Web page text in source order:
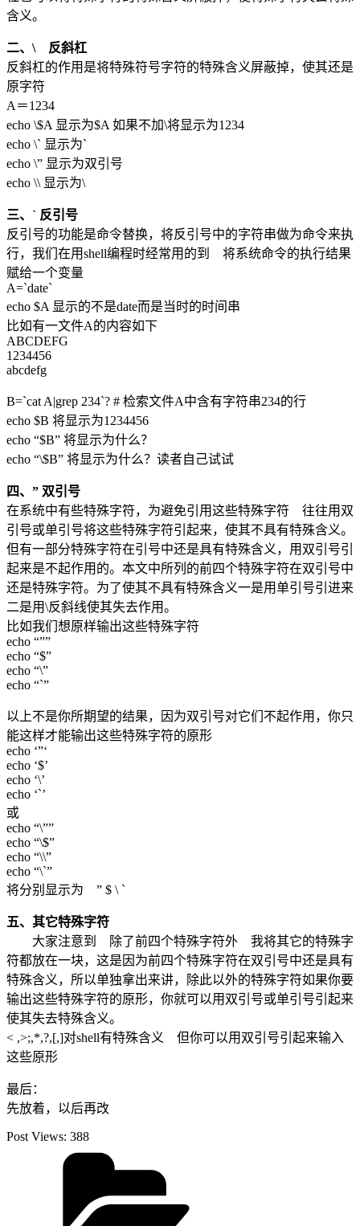
含义。
二、\ 反斜杠
反斜杠的作用是将特殊符号字符的特殊含义屏蔽掉，使其还是
原字符
A＝1234
echo \$A 显示为$A 如果不加\将显示为1234
echo \` 显示为`
echo \” 显示为双引号
echo \\ 显示为\
三、` 反引号
反引号的功能是命令替换，将反引号中的字符串做为命令来执
行，我们在用shell编程时经常用的到 将系统命令的执行结果
赋给一个变量
A=`date`
echo $A 显示的不是date而是当时的时间串
比如有一文件A的内容如下
ABCDEFG
1234456
abcdefg
B=`cat A|grep 234`? # 检索文件A中含有字符串234的行
echo $B 将显示为1234456
echo “$B” 将显示为什么？
echo “\$B” 将显示为什么？读者自己试试
四、” 双引号
在系统中有些特殊字符，为避免引用这些特殊字符 往往用双
引号或单引号将这些特殊字符引起来，使其不具有特殊含义。
但有一部分特殊字符在引号中还是具有特殊含义，用双引号引
起来是不起作用的。本文中所列的前四个特殊字符在双引号中
还是特殊字符。为了使其不具有特殊含义一是用单引号引进来
二是用\反斜线使其失去作用。
比如我们想原样输出这些特殊字符
echo “””
echo “$”
echo “\”
echo “`”
以上不是你所期望的结果，因为双引号对它们不起作用，你只
能这样才能输出这些特殊字符的原形
echo ‘”‘
echo ‘$’
echo ‘\’
echo ‘`’
或
echo “\””
echo “\$”
echo “\\”
echo “\`”
将分别显示为 ” $ \ `
五、其它特殊字符
大家注意到 除了前四个特殊字符外 我将其它的特殊字
符都放在一块，这是因为前四个特殊字符在双引号中还是具有
特殊含义，所以单独拿出来讲，除此以外的特殊字符如果你要
输出这些特殊字符的原形，你就可以用双引号或单引号引起来
使其失去特殊含义。
< ,>;,*,?,[,]对shell有特殊含义 但你可以用双引号引起来输入
这些原形
最后：
先放着，以后再改
Post Views: 388